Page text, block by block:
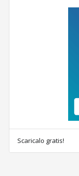
Scaricalo gratis!